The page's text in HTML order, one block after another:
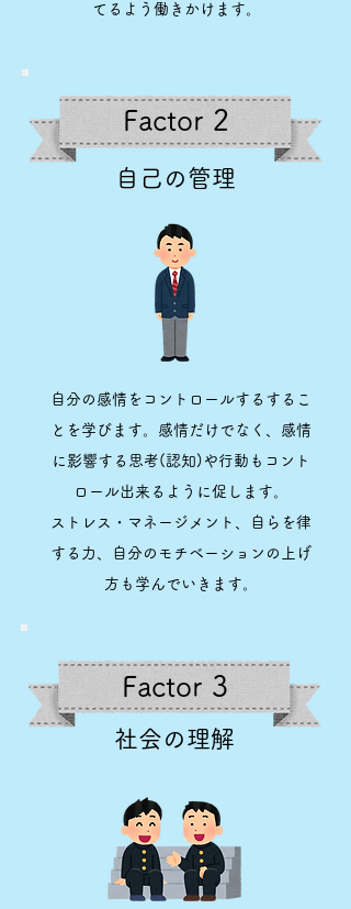
てるよう働きかけます。
Factor 2
自己の管理
自分の感情をコントロールするするこ
とを学びます。感情だけでなく、感情
に影響する思考(認知)や行動もコント
ロール出来るように促します。
ストレス・マネージメント、自らを律
する力、自分のモチベーションの上げ
方も学んでいきます。
Factor 3
社会の理解